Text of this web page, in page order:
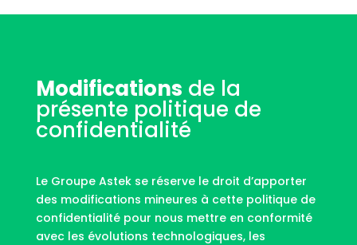
Modifications de la
présente politique de
confidentialité
Le Groupe Astek se réserve le droit d’apporter
des modifications mineures à cette politique de
confidentialité pour nous mettre en conformité
avec les évolutions technologiques, les